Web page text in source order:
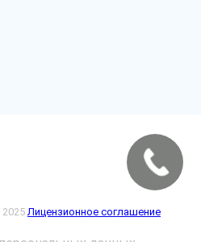
Лицензионное соглашение